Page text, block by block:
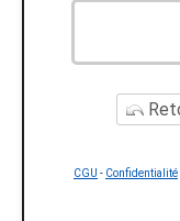
CGU - Confidentialité